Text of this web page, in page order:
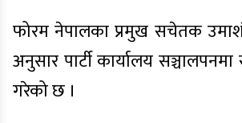
फोरम नेपालका प्रमुख सचेतक
अनुसार पार्टी कार्यालय
गरेको छ ।